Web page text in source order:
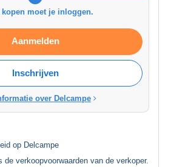
kopen moet je inloggen.
Aanmelden
Inschrijven
over Delcampe
op Delcampe
de verkoopvoorwaarden van de verkoper.